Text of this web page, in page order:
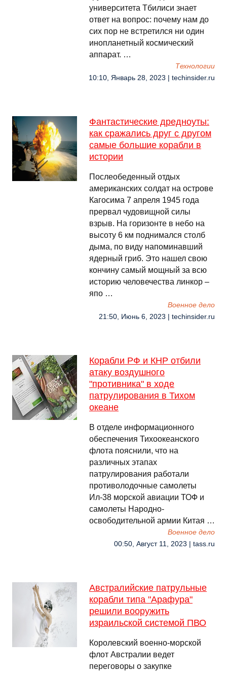
университета Тбилиси знает
ответ на вопрос: почему нам до
сих пор не встретился ни один
инопланетный космический
аппарат. …
Технологии
10:10, Январь 28, 2023 | techinsider.ru
Фантастические дредноуты:
как сражались друг с другом
самые большие корабли в
истории
Послеобеденный отдых
американских солдат на острове
Кагосима 7 апреля 1945 года
прервал чудовищной силы
взрыв. На горизонте в небо на
высоту 6 км поднимался столб
дыма, по виду напоминавший
ядерный гриб. Это нашел свою
кончину самый мощный за всю
историю человечества линкор –
япо …
Военное дело
21:50, Июнь 6, 2023 | techinsider.ru
Корабли РФ и КНР отбили
атаку воздушного
"противника" в ходе
патрулирования в Тихом
океане
В отделе информационного
обеспечения Тихоокеанского
флота пояснили, что на
различных этапах
патрулирования работали
противолодочные самолеты
Ил-38 морской авиации ТОФ и
самолеты Народно-
освободительной армии Китая …
Военное дело
00:50, Август 11, 2023 | tass.ru
Австралийские патрульные
корабли типа "Арафура"
решили вооружить
израильской системой ПВО
Королевский военно-морской
флот Австралии ведет
переговоры о закупке